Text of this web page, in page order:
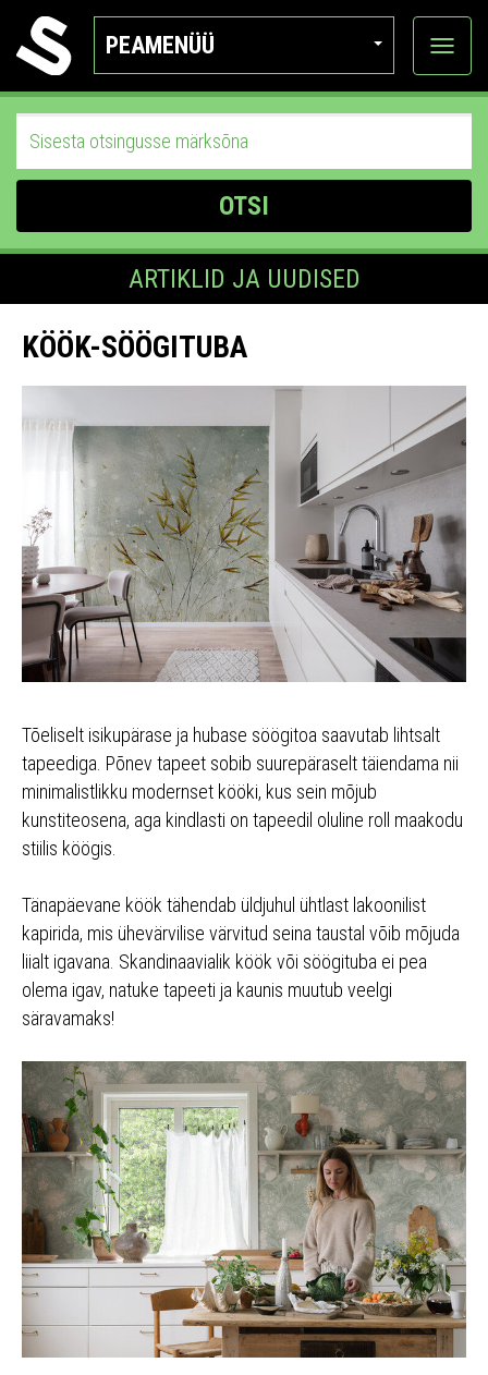
PEAMENÜÜ
Ava
OTSI
ARTIKLID JA UUDISED
KÖÖK-SÖÖGITUBA
Tõeliselt isikupärase ja hubase söögitoa saavutab lihtsalt
tapeediga. Põnev tapeet sobib suurepäraselt täiendama nii
minimalistlikku modernset kööki, kus sein mõjub
kunstiteosena, aga kindlasti on tapeedil oluline roll maakodu
stiilis köögis.
Tänapäevane köök tähendab üldjuhul ühtlast lakoonilist
kapirida, mis ühevärvilise värvitud seina taustal võib mõjuda
liialt igavana. Skandinaavialik köök või söögituba ei pea
olema igav, natuke tapeeti ja kaunis muutub veelgi
säravamaks!